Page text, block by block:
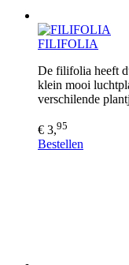
FILIFOLIA
De filifolia heeft
klein mooi
verschilende
€ 3,95
Bestellen